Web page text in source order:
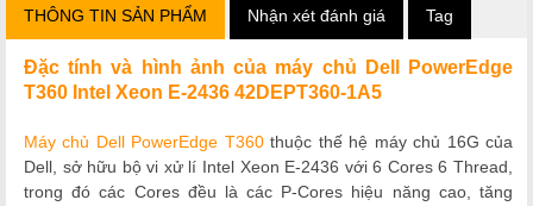
THÔNG TIN SẢN PHẨM Nhận xét đánh giá Tag
Đặc tính và hình ảnh của máy chủ Dell PowerEdge
T360 Intel Xeon E-2436 42DEPT360-1A5
Máy chủ Dell PowerEdge T360thuộc thế hệ máy chủ 16G của
Dell, sở hữu bộ vi xử lí Intel Xeon E-2436 với 6 Cores 6 Thread,
trong đó các Cores đều là các P-Cores hiệu năng cao, tăng